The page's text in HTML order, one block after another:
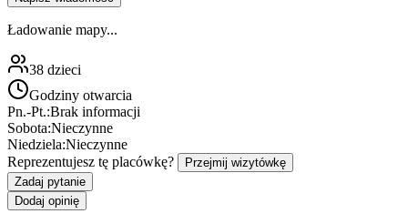
Ładowanie mapy...
38 dzieci
Godziny otwarcia
Pn.-Pt.:Brak informacji
Sobota:Nieczynne
Niedziela:Nieczynne
Reprezentujesz tę placówkę?
Przejmij wizytówkę
Zadaj pytanie
Dodaj opinię